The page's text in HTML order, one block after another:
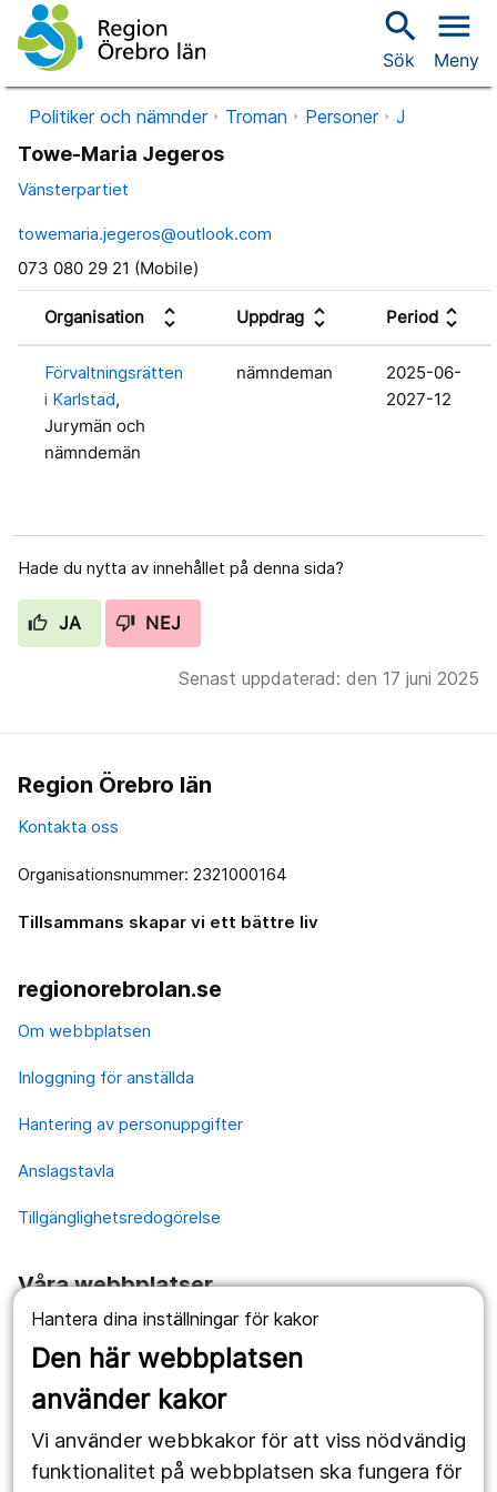
Hantera dina inställningar för kakor
Den här webbplatsen
använder kakor
Vi använder webbkakor för att viss nödvändig
funktionalitet på webbplatsen ska fungera för
search
Sök
menu
Meny
Politiker och nämnder Troman Personer J
Towe-Maria Jegeros
Vänsterpartiet
towemaria.jegeros@outlook.com
073 080 29 21 (Mobile)
Organisation unfold_more Uppdrag unfold_more Period unfold_more
Förvaltningsrätten
i Karlstad,
Jurymän och
nämndemän
nämndeman
2025-06-
2027-12
Hade du nytta av innehållet på denna sida?
JA NEJ
Senast uppdaterad: den 17 juni 2025
Region Örebro län
Kontakta oss
Organisationsnummer: 2321000164
Tillsammans skapar vi ett bättre liv
regionorebrolan.se
Om webbplatsen
Inloggning för anställda
Hantering av personuppgifter
Anslagstavla
Tillgänglighetsredogörelse
Våra webbplatser
1177.se
Länstrafiken
Utveckling